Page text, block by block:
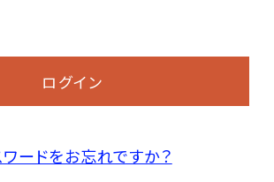
ログイン
ードをお忘れですか？